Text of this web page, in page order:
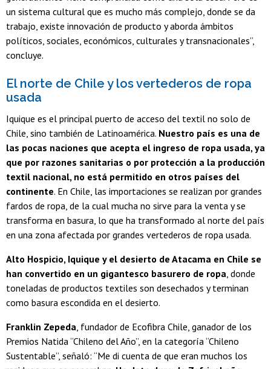
un sistema cultural que es mucho más complejo, donde se da
trabajo, existe innovación de producto y aborda ámbitos
políticos, sociales, económicos, culturales y transnacionales”,
concluye.
El norte de Chile y los vertederos de ropa
usada
Iquique es el principal puerto de acceso del textil no solo de
Chile, sino también de Latinoamérica. Nuestro país es una de
las pocas naciones que acepta el ingreso de ropa usada, ya
que por razones sanitarias o por protección a la producción
textil nacional, no está permitido en otros países del
continente. En Chile, las importaciones se realizan por grandes
fardos de ropa, de la cual mucha no sirve para la venta y se
transforma en basura, lo que ha transformado al norte del país
en una zona afectada por grandes vertederos de ropa usada.
Alto Hospicio, Iquique y el desierto de Atacama en Chile se
han convertido en un gigantesco basurero de ropa , donde
toneladas de productos textiles son desechados y terminan
como basura escondida en el desierto.
Franklin Zepeda , fundador de Ecofibra Chile, ganador de los
Premios Natida “Chileno del Año”, en la categoría “Chileno
Sustentable”, señaló: “Me di cuenta de que eran muchos los